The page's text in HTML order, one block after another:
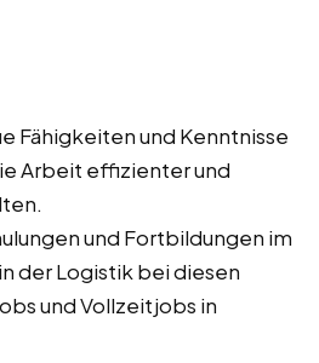
Fähigkeiten und Kenntnisse
Arbeit effizienter und
und Fortbildungen im
der Logistik bei diesen
und Vollzeitjobs in